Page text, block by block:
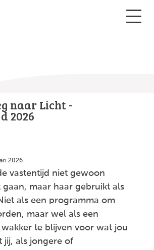
naar Licht -
2026
2026
vastentijd niet gewoon
maar haar gebruikt als
als een programma om
maar wel als een
te blijven voor wat jou
jij, als jongere of